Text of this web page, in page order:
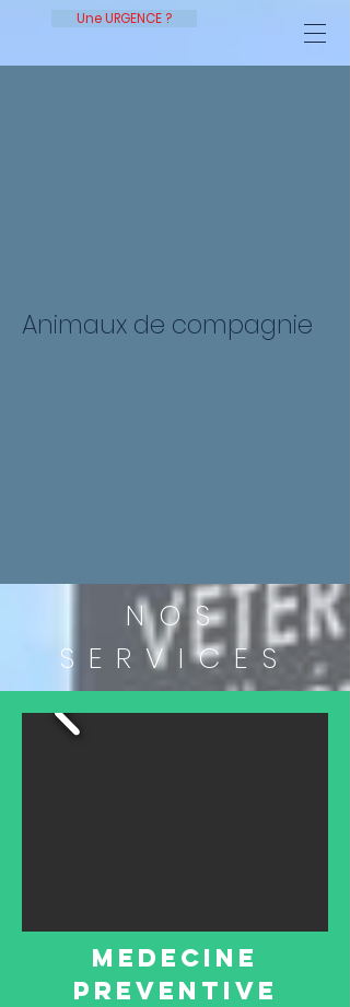
Une URGENCE ?
Animaux de compagnie
NOS
SERVICES
MEDECINE
PREVENTIVE